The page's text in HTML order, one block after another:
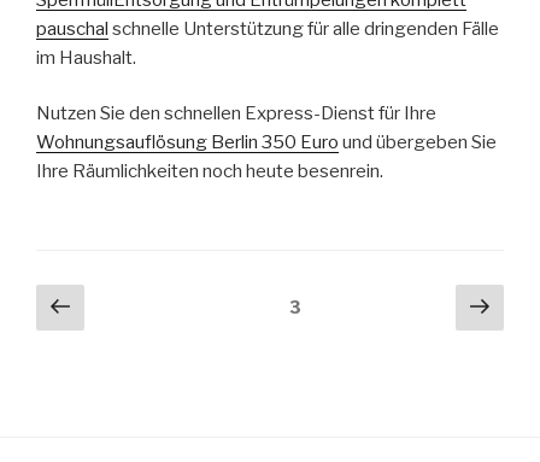
pauschal schnelle Unterstützung für alle dringenden Fälle
im Haushalt.
Nutzen Sie den schnellen Express-Dienst für Ihre
Wohnungsauflösung Berlin 350 Euro und übergeben Sie
Ihre Räumlichkeiten noch heute besenrein.
Seitennummerierung
der
Vorherige
Seite
Seite3